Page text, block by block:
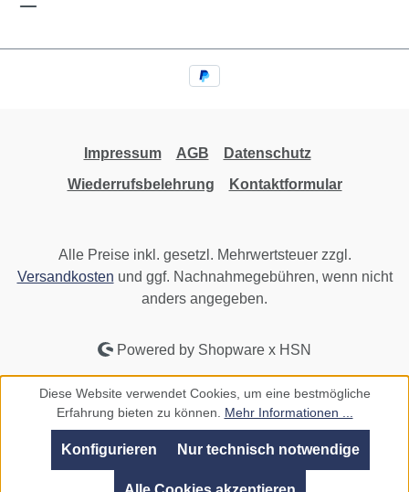
Impressum AGB
Datenschutz
Wiederrufsbelehrung
Kontaktformular
Alle Preise inkl. gesetzl. Mehrwertsteuer zzgl.
Versandkosten und ggf. Nachnahmegebühren, wenn nicht
anders angegeben.
Powered by Shopware x HSN
Diese Website verwendet Cookies, um eine bestmögliche
Erfahrung bieten zu können. Mehr Informationen ...
Nur technisch notwendige
Konfigurieren